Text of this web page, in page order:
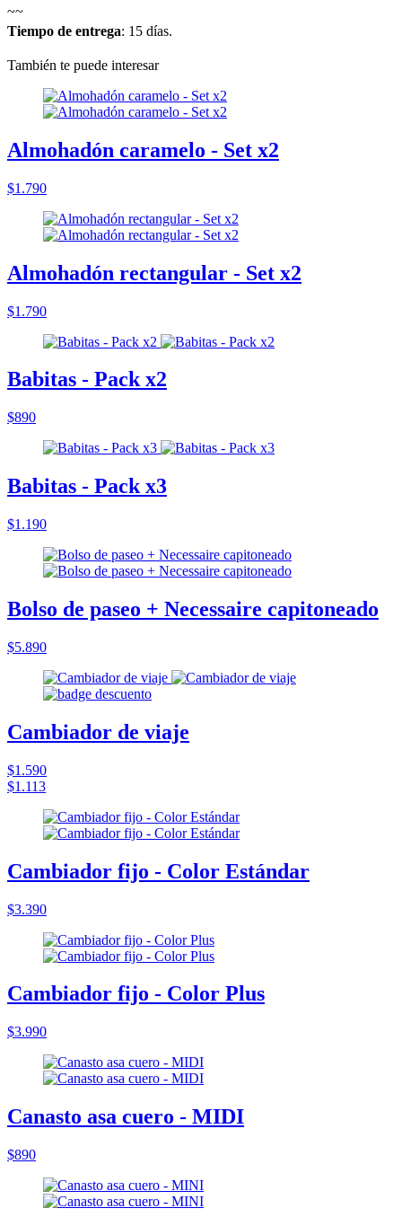
~~
Tiempo de entrega: 15 días.
También te puede interesar
Almohadón caramelo - Set x2
$1.790
Almohadón rectangular - Set x2
$1.790
Babitas - Pack x2
$890
Babitas - Pack x3
$1.190
Bolso de paseo + Necessaire capitoneado
$5.890
Cambiador de viaje
$1.590
$1.113
Cambiador fijo - Color Estándar
$3.390
Cambiador fijo - Color Plus
$3.990
Canasto asa cuero - MIDI
$890